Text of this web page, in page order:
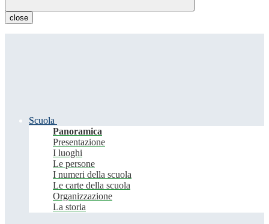
close
Scuola
Panoramica
Presentazione
I luoghi
Le persone
I numeri della scuola
Le carte della scuola
Organizzazione
La storia